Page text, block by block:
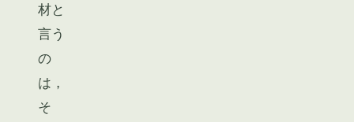
材と
言う
の
は，
そ